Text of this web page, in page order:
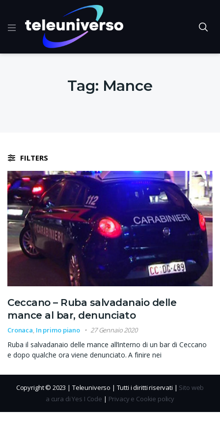
Tag: Mance
FILTERS
Ceccano – Ruba salvadanaio delle
mance al bar, denunciato
Cronaca, In primo piano 27 Gennaio 2020
Ruba il salvadanaio delle mance all’interno di un bar di Ceccano
e dopo qualche ora viene denunciato. A finire nei
Copyright © 2023 | Teleuniverso | Tutti i diritti riservati | Sito web
a cura di Yes I Code | Privacy e Cookie policy